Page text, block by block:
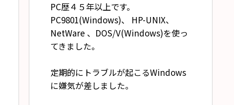
PC歴４５年以上です。
PC9801(Windows)、 HP-UNIX、
NetWare 、DOS/V(Windows)を使っ
てきました。
定期的にトラブルが起こるWindows
に嫌気が差しました。